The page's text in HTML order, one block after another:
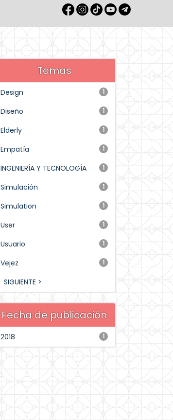
Temas
1
Design
1
Diseño
1
Elderly
1
Empatía
1
INGENIERÍA Y TECNOLOGÍA
1
Simulación
1
Simulation
1
User
1
Usuario
1
Vejez
SIGUIENTE >
Fecha de publicación
1
2018